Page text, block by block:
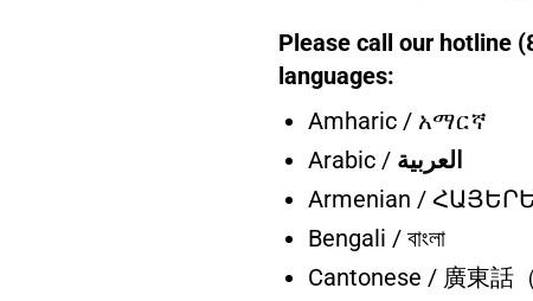
Please call our hotline
languages:
Amharic / አማርኛ
Arabic / العربية
Armenian /
Bengali / বাংলা
Cantonese / 廣東話